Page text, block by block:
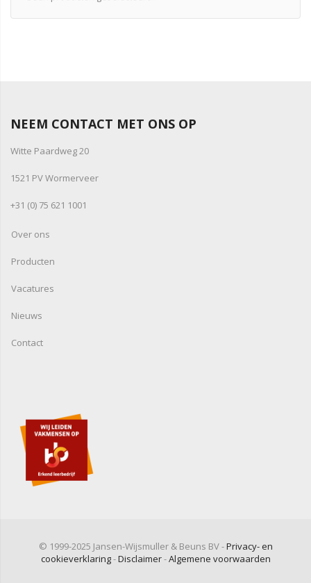
NEEM CONTACT MET ONS OP
Witte Paardweg 20
1521 PV Wormerveer
+31 (0) 75 621 1001
Over ons
Producten
Vacatures
Nieuws
Contact
© 1999-2025 Jansen-Wijsmuller & Beuns BV -Privacy- en
cookieverklaring-Disclaimer-Algemene voorwaarden